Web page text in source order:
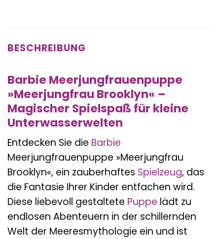
BESCHREIBUNG
Barbie Meerjungfrauenpuppe
»Meerjungfrau Brooklyn« –
Magischer Spielspaß für kleine
Unterwasserwelten
Entdecken Sie die Barbie
Meerjungfrauenpuppe »Meerjungfrau
Brooklyn«, ein zauberhaftes Spielzeug, das
die Fantasie Ihrer Kinder entfachen wird.
Diese liebevoll gestaltete Puppe lädt zu
endlosen Abenteuern in der schillernden
Welt der Meeresmythologie ein und ist